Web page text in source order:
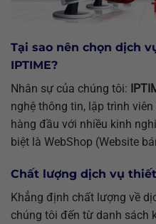
Tại sao nên chọn dịch
IPTIME?
Nhân sự của chúng tôi:
nghệ thông tin, lập trình
hàng đầu với nhiều kinh
biệt là WebShop (Website
Chất lượng dịch vụ
Khẳng định chất lượng về
chúng tôi đến từ danh sách